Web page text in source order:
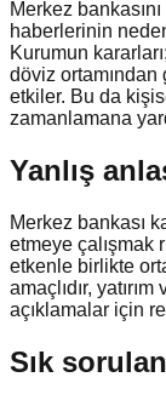
Merkez
haberlerinin
Kurumun
döviz ortamından
etkiler. Bu da
zamanlamana
Yanlış
Merkez bankası
etmeye çalışmak
etkenle birlikte
amaçlıdır,
açıklamalar için
Sık